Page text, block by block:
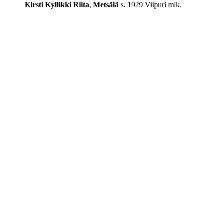
Kirsti Kyllikki Riita, Metsälä s. 1929 Viipuri mlk.